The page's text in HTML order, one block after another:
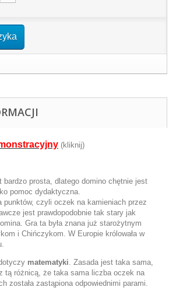
(kliknij)
bardzo prosta, dlatego domino chętnie jest
pomoc dydaktyczna.
punktów, czyli oczek na kamieniach przez
jest prawdopodobnie tak stary jak
Gra ta była znana już starożytnym
i Chińczykom. W Europie królowała w
matematyki. Zasada jest taka sama,
tą różnicą, że taka sama liczba oczek na
została zastąpiona odpowiednimi parami.